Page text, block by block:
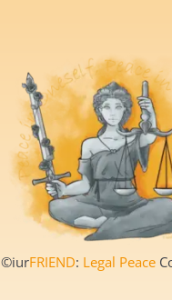
©iurFRIEND: Legal Peace